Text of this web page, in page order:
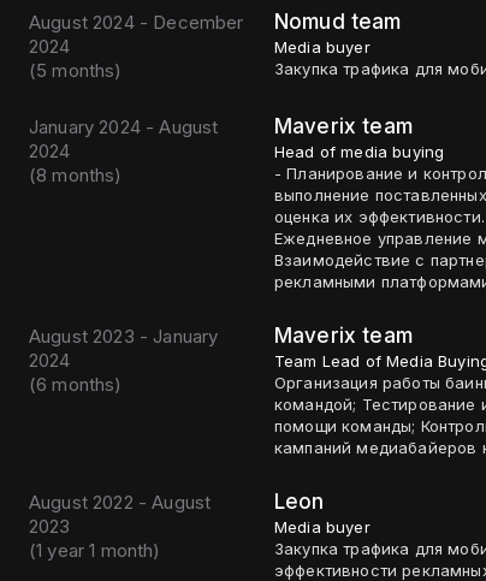
August 2024 - December
2024
(5 months)
Nomud team
Media buyer
Закупка трафика для
January 2024 - August
2024
(8 months)
Maverix team
Head of media buying
- Планирование и
выполнение
оценка их
Ежедневное управление
Взаимодействие с
рекламными
August 2023 - January
2024
(6 months)
Maverix team
Team Lead of Media
Организация работы
командой; Тестирование
помощи команды;
кампаний медиабайеров
August 2022 - August
2023
(1 year 1 month)
Leon
Media buyer
Закупка трафика для
эффективности